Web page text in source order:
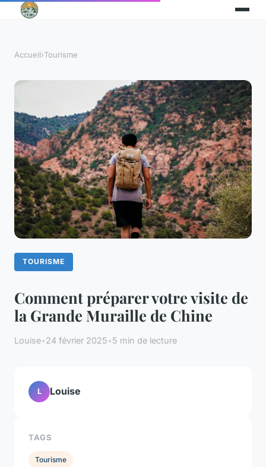
Accueil›Tourisme
TOURISME
Comment préparer votre visite de
la Grande Muraille de Chine
Louise•24 février 2025•5 min de lecture
L Louise
TAGS
Tourisme